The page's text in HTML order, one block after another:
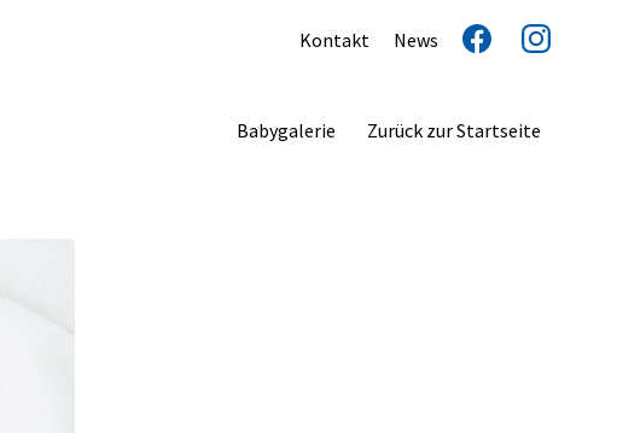
Kontakt News
Babygalerie Zurück zur Startseite